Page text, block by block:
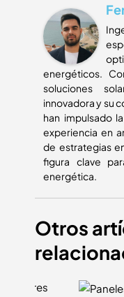
energéticos.
soluciones
innovadora y su
han impulsado
experiencia en
de estrategias
figura clave
energética.
Otros